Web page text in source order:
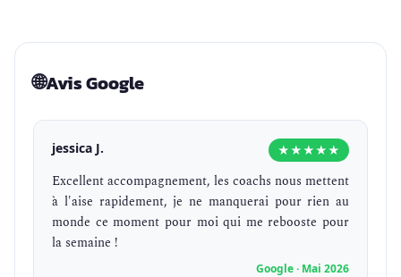
🌐Avis Google
jessica J. ★★★★★
Excellent accompagnement, les coachs nous mettent
à l'aise rapidement, je ne manquerai pour rien au
monde ce moment pour moi qui me rebooste pour
la semaine !
Google · Mai 2026